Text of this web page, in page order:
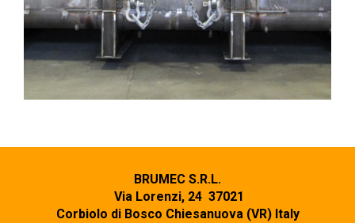
BRUMEC S.R.L.
Via Lorenzi, 24 37021
Corbiolo di Bosco Chiesanuova (VR) Italy